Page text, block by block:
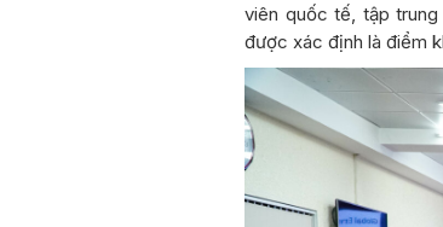
viên quốc tế, tập
được xác định là điểm